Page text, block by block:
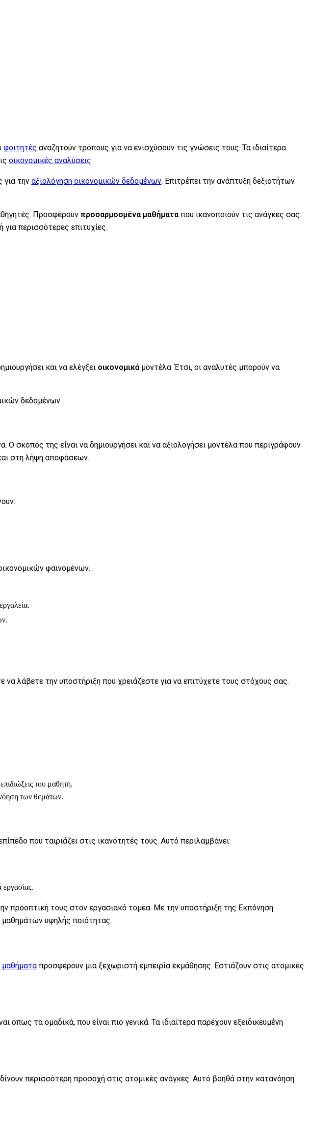
φοιτητές αναζητούν τρόπους για να ενισχύσουν τις γνώσεις τους. Τα ιδιαίτερα
οικονομικές αναλύσεις.
για την αξιολόγηση οικονομικών δεδομένων. Επιτρέπει την ανάπτυξη δεξιοτήτων
Προσφέρουν προσαρμοσμένα μαθήματα που ικανοποιούν τις ανάγκες σας.
για περισσότερες επιτυχίες.
και να ελέγξει οικονομικά μοντέλα. Έτσι, οι αναλυτές μπορούν να
δεδομένων.
Ο σκοπός της είναι να δημιουργήσει και να αξιολογήσει μοντέλα που περιγράφουν
στη λήψη αποφάσεων.
φαινομένων.
εργαλεία.
λάβετε την υποστήριξη που χρειάζεστε για να επιτύχετε τους στόχους σας.
του μαθητή.
των θεμάτων.
που ταιριάζει στις ικανότητές τους. Αυτό περιλαμβάνει:
προοπτική τους στον εργασιακό τομέα. Με την υποστήριξη της Εκπόνηση
μαθημάτων υψηλής ποιότητας.
μαθήματα προσφέρουν μια ξεχωριστή εμπειρία εκμάθησης. Εστιάζουν στις ατομικές
τα ομαδικά, που είναι πιο γενικά. Τα ιδιαίτερα παρέχουν εξειδικευμένη
περισσότερη προσοχή στις ατομικές ανάγκες. Αυτό βοηθά στην κατανόηση